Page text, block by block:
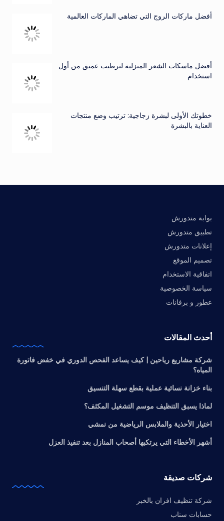
أفضل ماركات الروج التي تضاهي الماركات العالمية
أفضل ماسكات الشعر المنزلية لترطيب عميق من أول
استخدام
خطوتك الأولى لبشرة زجاجية: ترتيب وضع منتجات
العناية بالبشرة
بوابة متدورش
تطبيق متدورش
إعلانات متدورش
تصميم الموقع
اتفاقية الاستخدام
سياسة الخصوصية
عطور و برفانات
أحدث المقالات
شركة مشاريع رياحين | كيف يساعد الفحص الدوري في خفض فاتورة
المياه؟
بناء خزانة نسائية عملية بقطع سهلة التنسيق
لماذا يسبق التنظيف موسم التشغيل المكثف؟
اختيار الأحذية والملابس الرياضية من نمشي
أشهر الأخطاء التي يرتكبها أصحاب المنازل بعد تنفيذ العزل
شركات صديقة
شركة تنظيف افران بالخبر
حسابات سناب